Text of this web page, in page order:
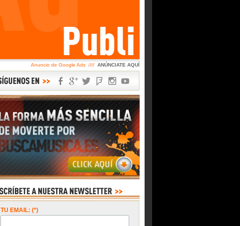
Anuncio de Google Ads //// ANÚNCIATE AQUÍ
TU EMAIL: (*)